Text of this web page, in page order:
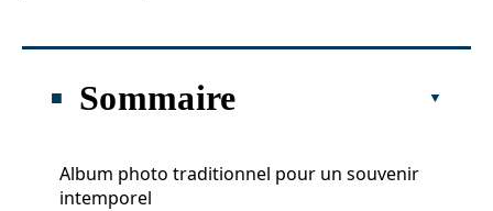
Sommaire
Album photo traditionnel pour un souvenir
intemporel